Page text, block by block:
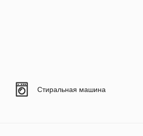
Стиральная машина